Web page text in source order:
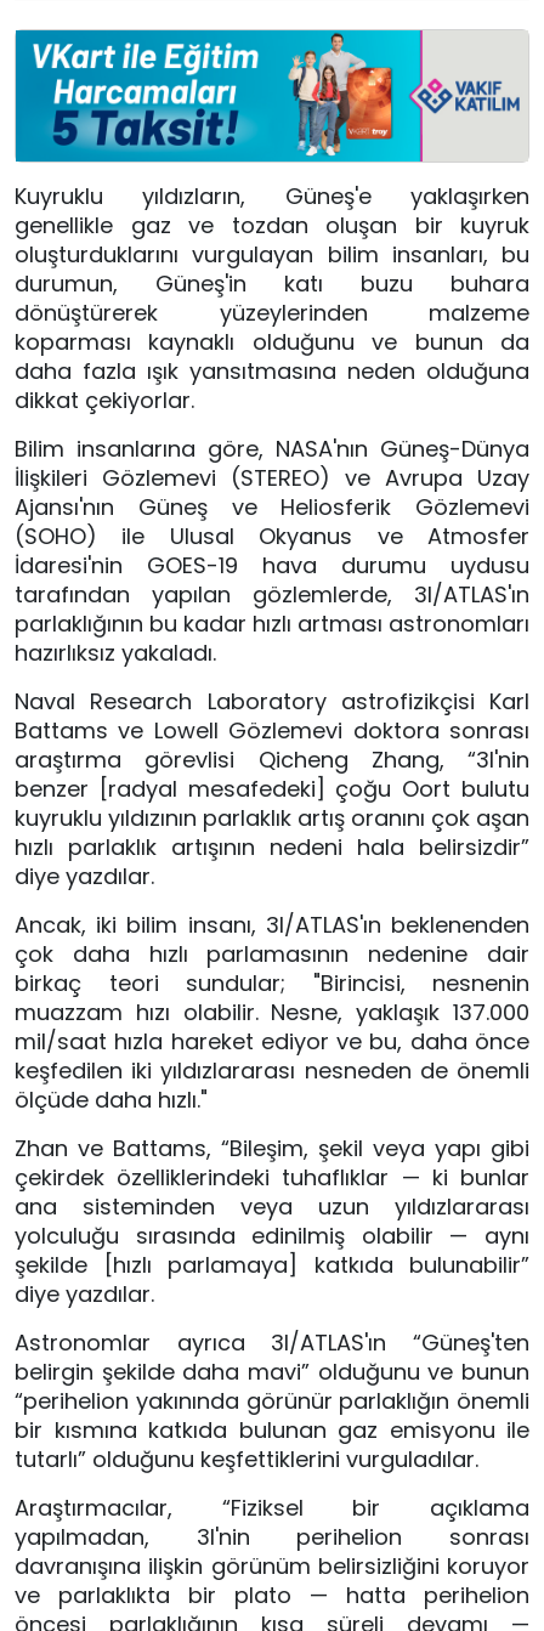
Kuyruklu yıldızların, Güneş'e yaklaşırken
genellikle gaz ve tozdan oluşan bir kuyruk
oluşturduklarını vurgulayan bilim insanları, bu
durumun, Güneş'in katı buzu buhara
dönüştürerek yüzeylerinden malzeme
koparması kaynaklı olduğunu ve bunun da
daha fazla ışık yansıtmasına neden olduğuna
dikkat çekiyorlar.
Bilim insanlarına göre, NASA'nın Güneş-Dünya
İlişkileri Gözlemevi (STEREO) ve Avrupa Uzay
Ajansı'nın Güneş ve Heliosferik Gözlemevi
(SOHO) ile Ulusal Okyanus ve Atmosfer
İdaresi'nin GOES-19 hava durumu uydusu
tarafından yapılan gözlemlerde, 3I/ATLAS'ın
parlaklığının bu kadar hızlı artması astronomları
hazırlıksız yakaladı.
Naval Research Laboratory astrofizikçisi Karl
Battams ve Lowell Gözlemevi doktora sonrası
araştırma görevlisi Qicheng Zhang, “3I'nin
benzer [radyal mesafedeki] çoğu Oort bulutu
kuyruklu yıldızının parlaklık artış oranını çok aşan
hızlı parlaklık artışının nedeni hala belirsizdir”
diye yazdılar.
Ancak, iki bilim insanı, 3I/ATLAS'ın beklenenden
çok daha hızlı parlamasının nedenine dair
birkaç teori sundular; "Birincisi, nesnenin
muazzam hızı olabilir. Nesne, yaklaşık 137.000
mil/saat hızla hareket ediyor ve bu, daha önce
keşfedilen iki yıldızlararası nesneden de önemli
ölçüde daha hızlı."
Zhan ve Battams, “Bileşim, şekil veya yapı gibi
çekirdek özelliklerindeki tuhaflıklar — ki bunlar
ana sisteminden veya uzun yıldızlararası
yolculuğu sırasında edinilmiş olabilir — aynı
şekilde [hızlı parlamaya] katkıda bulunabilir”
diye yazdılar.
Astronomlar ayrıca 3I/ATLAS'ın “Güneş'ten
belirgin şekilde daha mavi” olduğunu ve bunun
“perihelion yakınında görünür parlaklığın önemli
bir kısmına katkıda bulunan gaz emisyonu ile
tutarlı” olduğunu keşfettiklerini vurguladılar.
Araştırmacılar, “Fiziksel bir açıklama
yapılmadan, 3I'nin perihelion sonrası
davranışına ilişkin görünüm belirsizliğini koruyor
ve parlaklıkta bir plato — hatta perihelion
öncesi parlaklığının kısa süreli devamı —